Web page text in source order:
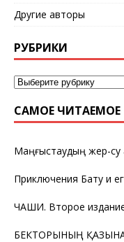
Другие авторы
РУБРИКИ
САМОЕ ЧИТАЕМОЕ
Маңғыстаудың жер-су
Приключения Бату и
ЧАШИ. Второе
БЕКТОРЫНЫҢ